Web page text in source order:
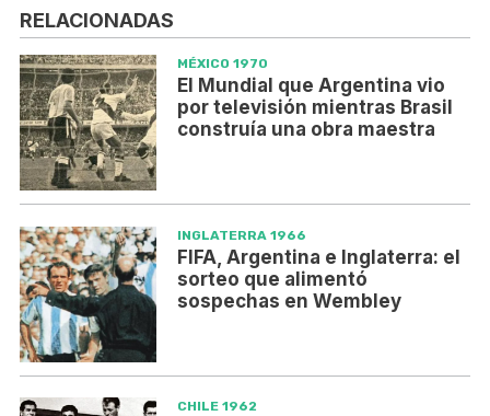
RELACIONADAS
MÉXICO 1970
El Mundial que Argentina vio
por televisión mientras Brasil
construía una obra maestra
INGLATERRA 1966
FIFA, Argentina e Inglaterra: el
sorteo que alimentó
sospechas en Wembley
CHILE 1962